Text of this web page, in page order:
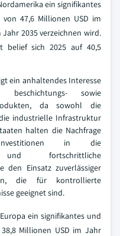
ein signifikantes
von 47,6 Millionen USD im
2035 verzeichnen wird.
belief sich 2025 auf 40,5
ein anhaltendes Interesse
sowie
da sowohl die
industrielle Infrastruktur
halten die Nachfrage
in die
und fortschrittliche
den Einsatz zuverlässiger
die für kontrollierte
geeignet sind.
ein signifikantes und
Millionen USD im Jahr